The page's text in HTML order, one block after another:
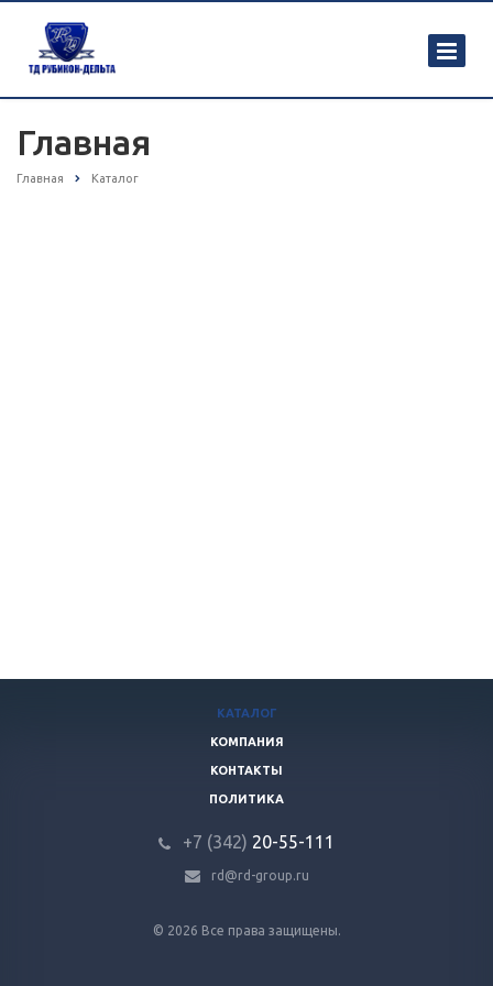
Главная
Главная Каталог
© 2026 Все права защищены.
КАТАЛОГ
КОМПАНИЯ
КОНТАКТЫ
ПОЛИТИКА
+7 (342) 20-55-111
rd@rd-group.ru